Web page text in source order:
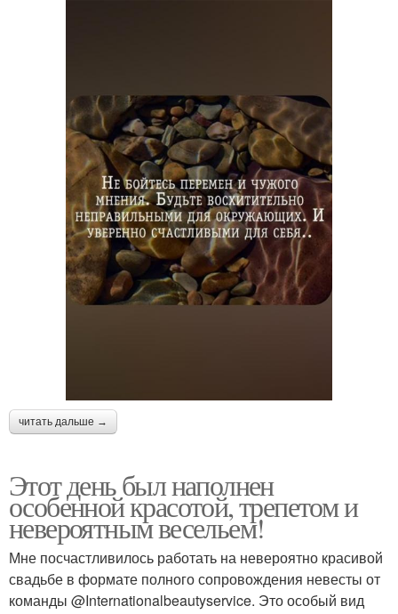
читать дальше →
Этот день был наполнен
особенной красотой, трепетом и
невероятным весельем!
Мне посчастливилось работать на невероятно красивой
свадьбе в формате полного сопровождения невесты от
команды @Internationalbeautyservice. Это особый вид